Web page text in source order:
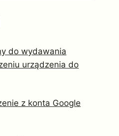
do wydawania
urządzenia do
z konta Google